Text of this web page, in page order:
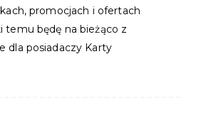
promocjach i ofertach
temu będę na bieżąco z
dla posiadaczy Karty